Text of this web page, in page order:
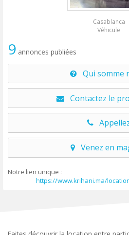
Casablanca
Véhicule
9 annonces publiées
Qui somme
Contactez le
Venez en
Notre lien unique :
https://www.krihani.ma/